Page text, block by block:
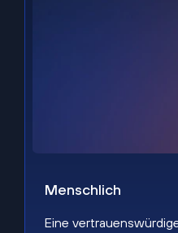
Menschlich
Eine